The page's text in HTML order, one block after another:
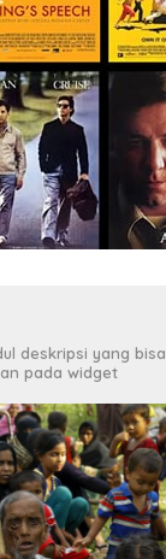
deskripsi yang bisa
pada widget